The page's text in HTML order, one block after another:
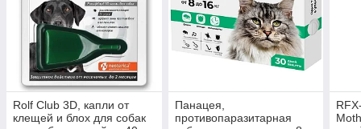
Rolf Club 3D, капли от
клещей и блох для собак
Панацея,
противопаразитарная